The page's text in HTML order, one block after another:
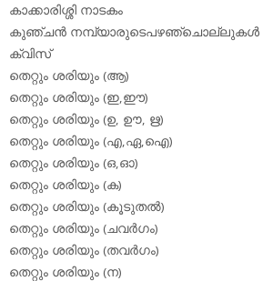
കാക്കാരിശ്ശി നാടകം
കുഞ്ചന്‍ നമ്പ്യാരുടെപഴഞ്ചൊല്ലുകള്‍
ക്വിസ്
തെറ്റും ശരിയും (ആ)
തെറ്റും ശരിയും (ഇ,ഈ)
തെറ്റും ശരിയും (ഉ, ഊ, ഋ)
തെറ്റും ശരിയും (എ,ഏ,ഐ)
തെറ്റും ശരിയും (ഒ,ഓ)
തെറ്റും ശരിയും (ക)
തെറ്റും ശരിയും (കൂടുതല്‍)
തെറ്റും ശരിയും (ചവര്‍ഗം)
തെറ്റും ശരിയും (തവര്‍ഗം)
തെറ്റും ശരിയും (ന)